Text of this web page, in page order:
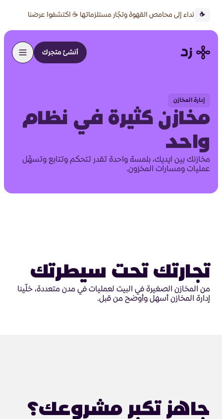
☕ نداء إلى محامص القهوة وتجّار مستلزماتها ☕ اكتشفوا عرضنا
الخاص 🔥
أنشئ متجرك
إدارة المخازن
مخازن كثيرة في نظام
واحد
مخازنك بين ايديك، بلمسة واحدة تقدر تتحكم وتتابع وتسهّل
عمليات ومسارات المخزون.
تجارتك تحت سيطرتك
من المخازن الصغيرة في البيت لعمليات في مدن متعددة، خلّينا
إدارة المخازن أسهل وأوضح من قبل.
جاهز تكبر مشروعك؟